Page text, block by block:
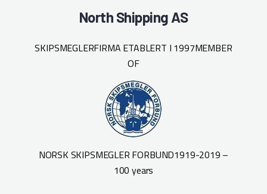
North Shipping AS
SKIPSMEGLERFIRMA ETABLERT I 1997MEMBER
OF
NORSK SKIPSMEGLER FORBUND1919-2019 –
100 years